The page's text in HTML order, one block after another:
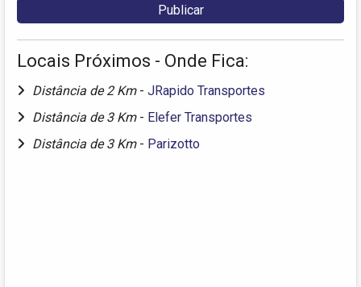
Locais Próximos - Onde Fica:
Distância de 2 Km - JRapido Transportes
Distância de 3 Km - Elefer Transportes
Distância de 3 Km - Parizotto